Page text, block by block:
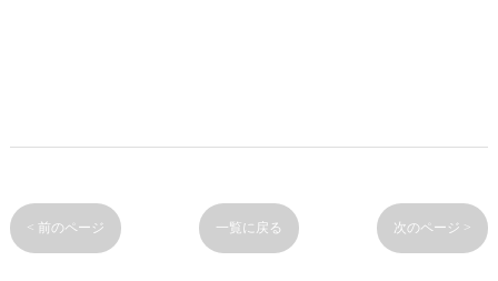
< 前のページ 一覧に戻る 次のページ >